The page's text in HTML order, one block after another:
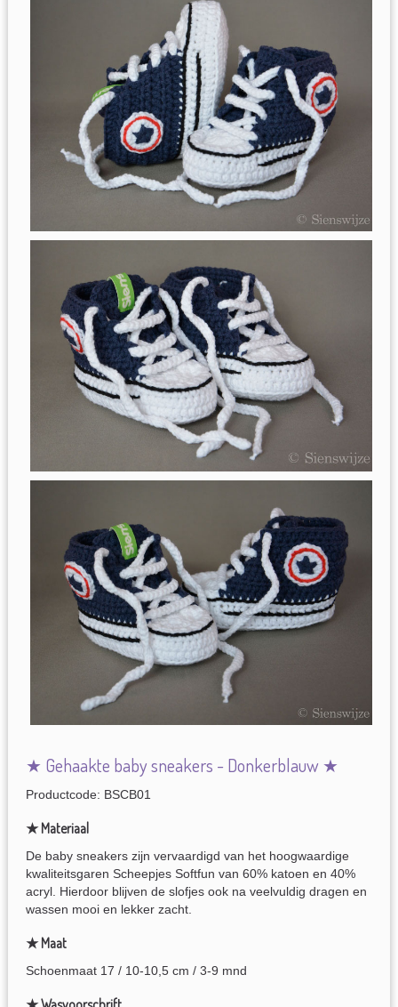
★ Gehaakte baby sneakers - Donkerblauw ★
Productcode: BSCB01
★ Materiaal
De baby sneakers zijn vervaardigd van het hoogwaardige
kwaliteitsgaren Scheepjes Softfun van 60% katoen en 40%
acryl. Hierdoor blijven de slofjes ook na veelvuldig dragen en
wassen mooi en lekker zacht.
★ Maat
Schoenmaat 17 / 10-10,5 cm / 3-9 mnd